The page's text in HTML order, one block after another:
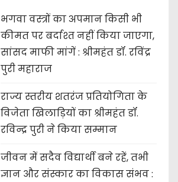
भगवा वस्त्रों का अपमान किसी भी
कीमत पर बर्दाश्त नहीं किया जाएगा,
सांसद माफी मांगें : श्रीमहंत डॉ. रविंद्र
पुरी महाराज
राज्य स्तरीय शतरंज प्रतियोगिता के
विजेता खिलाड़ियों का श्रीमहंत डॉ.
रविन्द्र पुरी ने किया सम्मान
जीवन में सदैव विद्यार्थी बने रहें, तभी
ज्ञान और संस्कार का विकास संभव :